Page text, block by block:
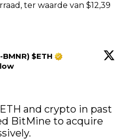
ter waarde van $12,39
$ETH
and crypto in past
BitMine to acquire